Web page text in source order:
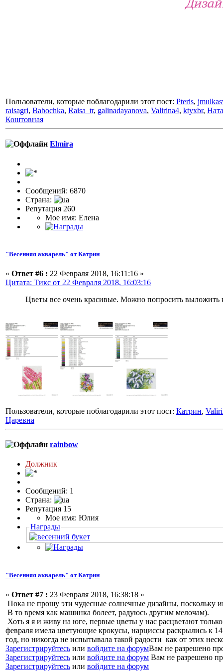
Пользователи, которые поблагодарили этот пост: Pteris,
raisagri, Babochka, Raisa_tr, galinadayanova, Valirina4, ktyxbr,
Коштовная
Elmira
Сообщений: 6870
Страна:
Репутация 260
Мое имя: Елена
"Весенняя акварель" от Катрин
« Ответ #6 : 22 Февраля 2018, 16:11:16 »
Цитата: Тикс от 22 Февраля 2018, 16:03:16
Цветы все очень красивые. Можно попросить выложить
Пользователи, которые поблагодарили этот пост: Катрин,
Царевна
rainbow
Должник
Сообщений: 1
Страна:
Репутация 15
Мое имя: Юлия
Награды
"Весенняя акварель" от Катрин
« Ответ #7 : 23 Февраля 2018, 16:38:18 »
Пока не прошу эти чудесные солнечные дизайны, поскольку
В то время как машинка болеет, радуюсь другим мелочам).
Хоть я я и живу на юге, первые цветы у нас расцветают
февраля имела цветующие крокусы, нарциссы раскрылись к
год, но никогда не испытывала такой радости как от этих
Зарегистрируйтесь или войдите на форумВам не разрешено
Зарегистрируйтесь или войдите на форум Вам не разрешено
Зарегистрируйтесь или войдите на форум